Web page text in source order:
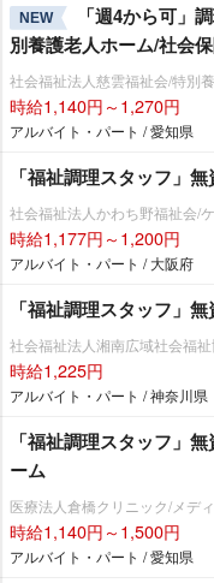
NEW
「週4から可」
別養護老人ホーム/社会
社会福祉法人慈雲福祉会/特別
時給1,140円～1,270円
アルバイト・パート / 愛知県
「福祉調理スタッフ」
社会福祉法人かわち野福祉会/
時給1,177円～1,200円
アルバイト・パート / 大阪府
「福祉調理スタッフ」
社会福祉法人湘南広域社会福
時給1,225円
アルバイト・パート / 神奈川県
「福祉調理スタッフ」
ーム
医療法人倉橋クリニック/メデ
時給1,140円～1,500円
アルバイト・パート / 愛知県